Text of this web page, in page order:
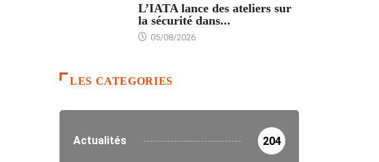
L’IATA lance des ateliers sur
la sécurité dans...
05/08/2026
LES CATEGORIES
Actualités 204